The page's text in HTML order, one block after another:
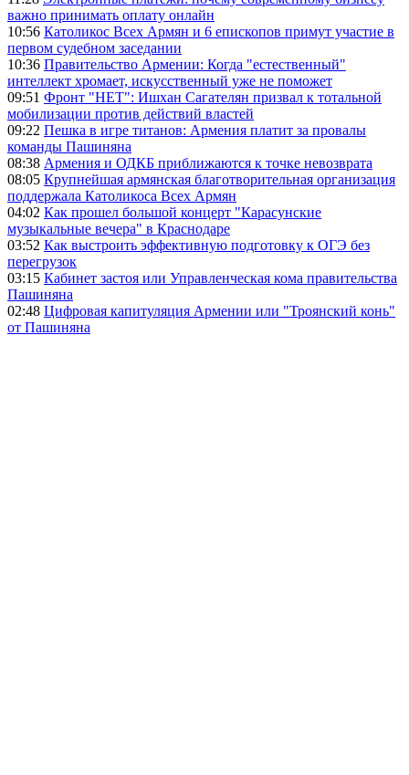
важно принимать оплату онлайн
10:56 Католикос Всех Армян и 6 епископов примут участие в
первом судебном заседании
10:36 Правительство Армении: Когда "естественный"
интеллект хромает, искусственный уже не поможет
09:51 Фронт "НЕТ": Ишхан Сагателян призвал к тотальной
мобилизации против действий властей
09:22 Пешка в игре титанов: Армения платит за провалы
команды Пашиняна
08:38 Армения и ОДКБ приближаются к точке невозврата
08:05 Крупнейшая армянская благотворительная организация
поддержала Католикоса Всех Армян
04:02 Как прошел большой концерт "Карасунские
музыкальные вечера" в Краснодаре
03:52 Как выстроить эффективную подготовку к ОГЭ без
перегрузок
03:15 Кабинет застоя или Управленческая кома правительства
Пашиняна
02:48 Цифровая капитуляция Армении или "Троянский конь"
от Пашиняна